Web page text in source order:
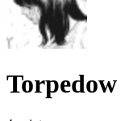
Torpedow